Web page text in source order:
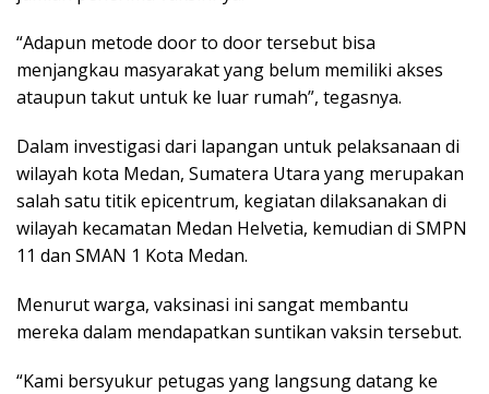
“Adapun metode door to door tersebut bisa
menjangkau masyarakat yang belum memiliki akses
ataupun takut untuk ke luar rumah”, tegasnya.
Dalam investigasi dari lapangan untuk pelaksanaan di
wilayah kota Medan, Sumatera Utara yang merupakan
salah satu titik epicentrum, kegiatan dilaksanakan di
wilayah kecamatan Medan Helvetia, kemudian di SMPN
11 dan SMAN 1 Kota Medan.
Menurut warga, vaksinasi ini sangat membantu
mereka dalam mendapatkan suntikan vaksin tersebut.
“Kami bersyukur petugas yang langsung datang ke